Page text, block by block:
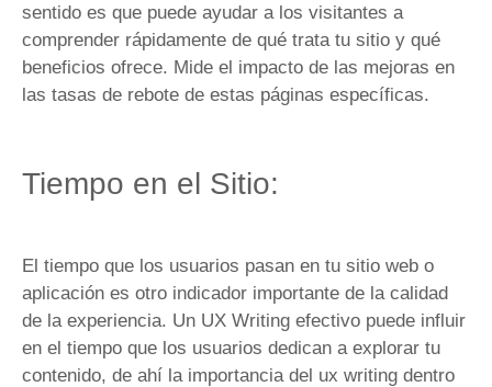
sentido es que puede ayudar a los visitantes a
comprender rápidamente de qué trata tu sitio y qué
beneficios ofrece. Mide el impacto de las mejoras en
las tasas de rebote de estas páginas específicas.
Tiempo en el Sitio:
El tiempo que los usuarios pasan en tu sitio web o
aplicación es otro indicador importante de la calidad
de la experiencia. Un UX Writing efectivo puede influir
en el tiempo que los usuarios dedican a explorar tu
contenido, de ahí la importancia del ux writing dentro